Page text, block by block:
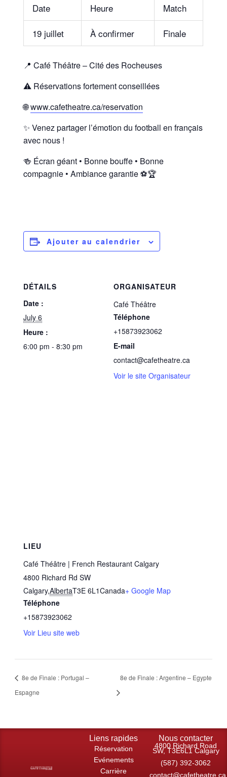
Date Heure
Match
19 juillet
À confirmer Finale
📍Café Théâtre – Cité des Rocheuses
⚠️ Réservations fortement conseillées
🌐www.cafetheatre.ca/reservation
✨ Venez partager l’émotion du football en français
avec nous !
🍻 Écran géant • Bonne bouffe • Bonne
compagnie • Ambiance garantie ⚽🏆
Ajouter au calendrier
DÉTAILS
Date :
July 6
Heure :
6:00 pm - 8:30 pm
ORGANISATEUR
Café Théâtre
Téléphone
+15873923062
E-mail
contact@cafetheatre.ca
Voir le site Organisateur
LIEU
Café Théâtre | French Restaurant Calgary
4800 Richard Rd SW
Calgary,AlbertaT3E 6L1Canada+ Google Map
Téléphone
+15873923062
Voir Lieu site web
8e de Finale : Portugal –
Espagne
8e de Finale : Argentine – Egypte
Liens rapides
Réservation
Evénements
Carrière
Nous contacter
4800 Richard Road
SW, T3E6L1 Calgary
(587) 392-3062
contact@cafetheatre.ca